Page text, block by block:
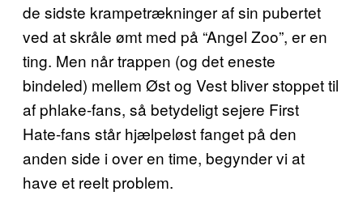
de sidste krampetrækninger af sin pubertet
ved at skråle ømt med på “Angel Zoo”, er en
ting. Men når trappen (og det eneste
bindeled) mellem Øst og Vest bliver stoppet til
af phlake-fans, så betydeligt sejere First
Hate-fans står hjælpeløst fanget på den
anden side i over en time, begynder vi at
have et reelt problem.